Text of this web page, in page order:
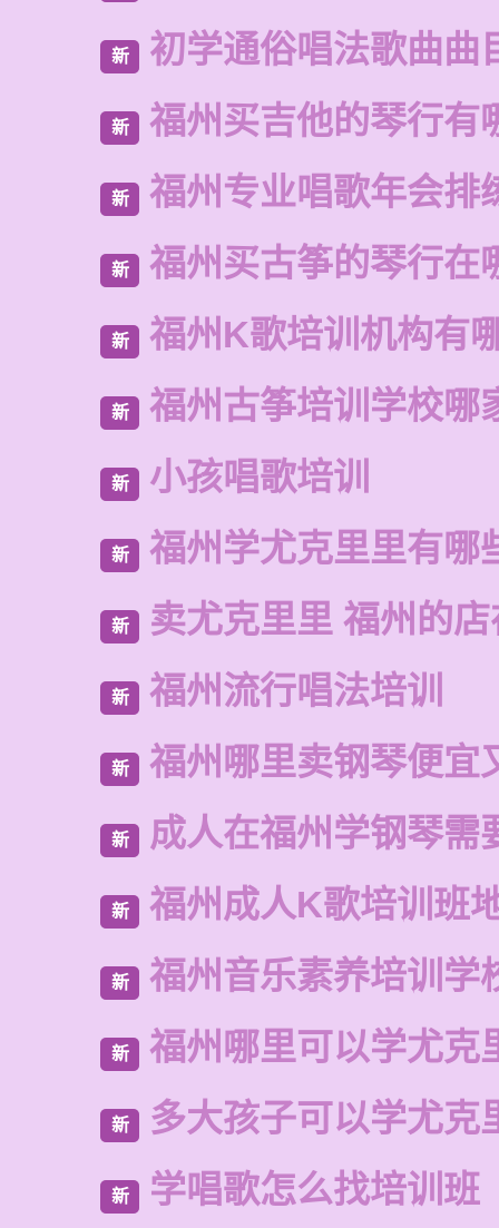
新 初学通俗唱法歌曲曲
新 福州买吉他的琴行有
新 福州专业唱歌年会排
新 福州买古筝的琴行在
新 福州K歌培训机构有
新 福州古筝培训学校哪
新 小孩唱歌培训
新 福州学尤克里里有哪
新 卖尤克里里 福州的
新 福州流行唱法培训
新 福州哪里卖钢琴便宜
新 成人在福州学钢琴需
新 福州成人K歌培训班
新 福州音乐素养培训学
新 福州哪里可以学尤克
新 多大孩子可以学尤克
新 学唱歌怎么找培训班